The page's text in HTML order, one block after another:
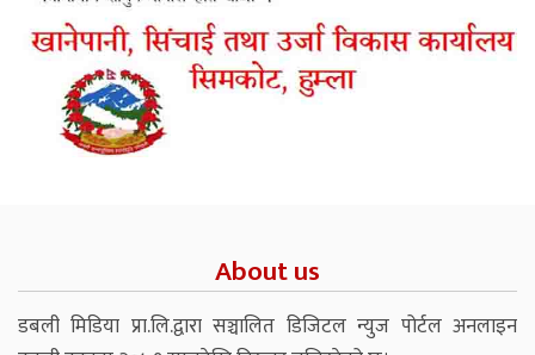
About us
डबली मिडिया प्रा.लि.द्वारा सञ्चालित डिजिटल न्युज पोर्टल अनलाइन